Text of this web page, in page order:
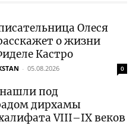
Олеся
о жизни
Кастро
- 05.08.2026 0
под
дирхамы
VIII–IX веков